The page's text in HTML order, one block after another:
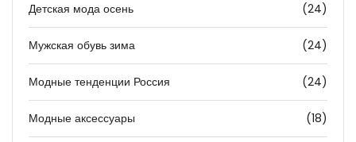
Детская мода осень (24)
Мужская обувь зима (24)
Модные тенденции Россия (24)
Модные аксессуары (18)